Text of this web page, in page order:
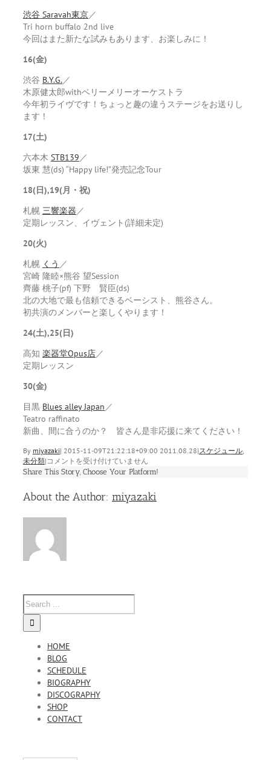
渋谷 Saravah東京／
Tri horn buffalo 2nd live
今回はまた新たな試みもあります、お楽しみに！
16(金)
渋谷 B.Y.G.／
木原健太郎withベリーメリーオーケストラ
今年初ライヴです！ちょっと趣の違うステージをお送りし
ます！
17(土)
六本木 STB139／
坂東 慧(ds) “Happy life!”発売記念Tour
18(日),19(月・祝)
札幌 三響楽器／
定期レッスン、イヴェント(詳細未定)
20(火)
札幌 くう ／
宮崎 隆睦×熊谷 望Session
齊藤 桃子(pf) 下野 賢臣(ds)
北の大地で最も信頼できるベーシスト、熊谷さん。
初共演のメンバーと楽しくやります！
24(土),25(日)
高知 楽器堂Opus店／
定期レッスン
30(金)
目黒 Blues alley Japan／
Teatro raffinato
新曲、間に合うのか？ 皆さん是非応援に来てください！
By miyazaki| 2015-11-09T21:22:18+09:00 2011.08.28| スケジュール
未分類| ９
月
定
コメントを受け付けていません
Share This Story, Choose Your Platform!
Facebook
Twitter
Linkedin
Reddit
Tumblr
Google+
Pinterest
Vk
Email
About the Author: miyazaki
HOME
BLOG
SCHEDULE
BIOGRAPHY
DISCOGRAPHY
SHOP
CONTACT